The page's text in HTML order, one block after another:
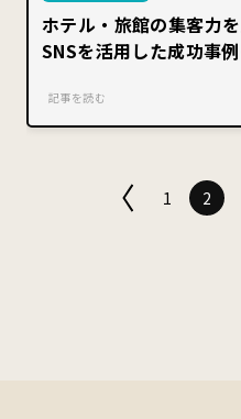
ホテル・旅館の集客力
SNSを活用した成功事
記事を読む
1 2